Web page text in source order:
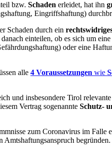
bzw. Schaden erleidet, hat ihn
Eingriffshaftung)
Schaden durch ein
einteilen, ob es sich um
oder eine
alle 4 Voraussetzungen wie
und insbesondere Tirol relevante
Vertrag sogenannte Schutz-
zum Coronavirus im Falle